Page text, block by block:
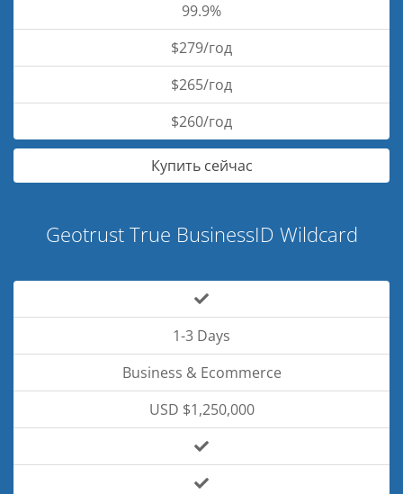
99.9%
$279/год
$265/год
$260/год
Купить сейчас
Geotrust True BusinessID Wildcard
1-3 Days
Business & Ecommerce
USD $1,250,000